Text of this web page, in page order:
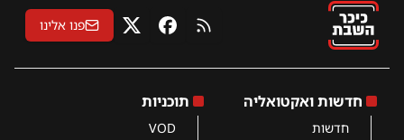
RSS פייסבוקX פנו אלינו
חדשות ואקטואליה
חדשות
תוכניות
VOD